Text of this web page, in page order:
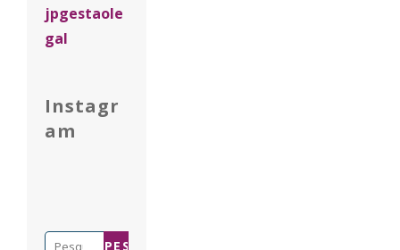
jpgestaole
gal
Instagr
am
Pesquisar